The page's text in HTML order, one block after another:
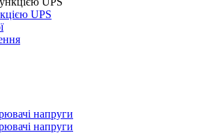
UPS
напруги
напруги